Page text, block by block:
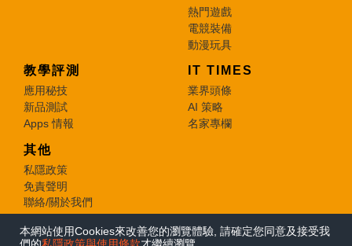
熱門遊戲
電競裝備
動漫玩具
教學評測
應用秘技
新品測試
Apps 情報
IT TIMES
業界頭條
AI 策略
名家專欄
其他
私隱政策
免責聲明
聯絡/關於我們
© 2026 e-zone. All Rights Reserved.
本網站使用Cookies來改善您的瀏覽體驗, 請確定您同意及接受我